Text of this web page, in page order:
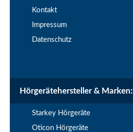
Kontakt
Impressum
Datenschutz
Hörgerätehersteller & Marken:
Starkey Hörgeräte
Oticon Hörgeräte